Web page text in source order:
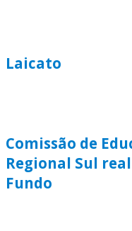
Laicato
Comissão de
Regional Sul
Fundo